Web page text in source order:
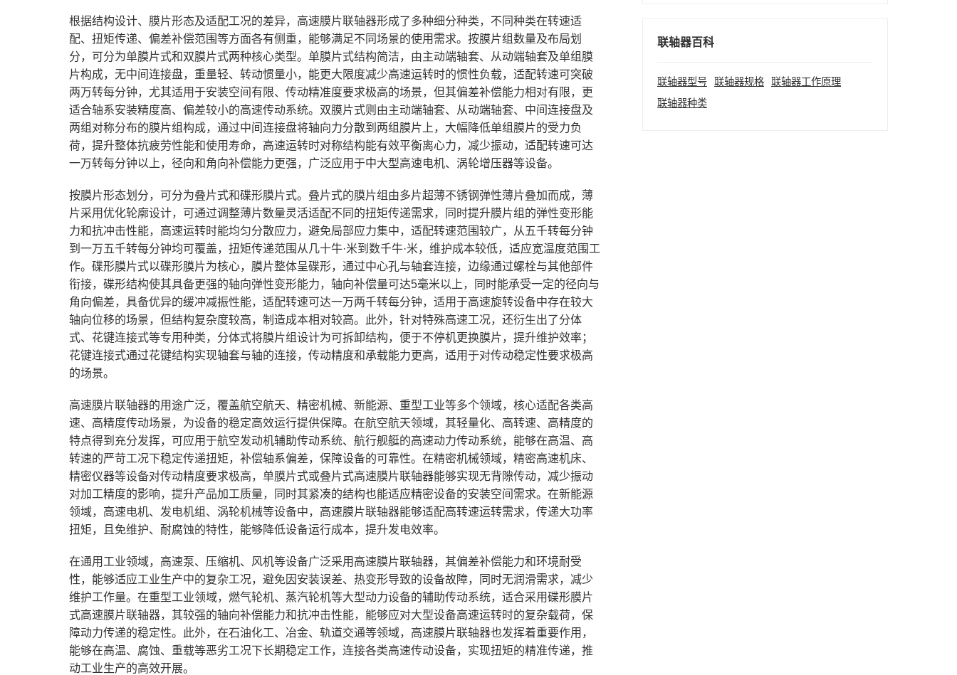
根据结构设计、膜片形态及适配工况的差异，高速膜片联轴器形成了多种细分种类，不同种类在转速适
配、扭矩传递、偏差补偿范围等方面各有侧重，能够满足不同场景的使用需求。按膜片组数量及布局划
分，可分为单膜片式和双膜片式两种核心类型。单膜片式结构简洁，由主动端轴套、从动端轴套及单组膜
片构成，无中间连接盘，重量轻、转动惯量小，能更大限度减少高速运转时的惯性负载，适配转速可突破
两万转每分钟，尤其适用于安装空间有限、传动精准度要求极高的场景，但其偏差补偿能力相对有限，更
适合轴系安装精度高、偏差较小的高速传动系统。双膜片式则由主动端轴套、从动端轴套、中间连接盘及
两组对称分布的膜片组构成，通过中间连接盘将轴向力分散到两组膜片上，大幅降低单组膜片的受力负
荷，提升整体抗疲劳性能和使用寿命，高速运转时对称结构能有效平衡离心力，减少振动，适配转速可达
一万转每分钟以上，径向和角向补偿能力更强，广泛应用于中大型高速电机、涡轮增压器等设备。
按膜片形态划分，可分为叠片式和碟形膜片式。叠片式的膜片组由多片超薄不锈钢弹性薄片叠加而成，薄
片采用优化轮廓设计，可通过调整薄片数量灵活适配不同的扭矩传递需求，同时提升膜片组的弹性变形能
力和抗冲击性能，高速运转时能均匀分散应力，避免局部应力集中，适配转速范围较广，从五千转每分钟
到一万五千转每分钟均可覆盖，扭矩传递范围从几十牛·米到数千牛·米，维护成本较低，适应宽温度范围工
作。碟形膜片式以碟形膜片为核心，膜片整体呈碟形，通过中心孔与轴套连接，边缘通过螺栓与其他部件
衔接，碟形结构使其具备更强的轴向弹性变形能力，轴向补偿量可达5毫米以上，同时能承受一定的径向与
角向偏差，具备优异的缓冲减振性能，适配转速可达一万两千转每分钟，适用于高速旋转设备中存在较大
轴向位移的场景，但结构复杂度较高，制造成本相对较高。此外，针对特殊高速工况，还衍生出了分体
式、花键连接式等专用种类，分体式将膜片组设计为可拆卸结构，便于不停机更换膜片，提升维护效率；
花键连接式通过花键结构实现轴套与轴的连接，传动精度和承载能力更高，适用于对传动稳定性要求极高
的场景。
高速膜片联轴器的用途广泛，覆盖航空航天、精密机械、新能源、重型工业等多个领域，核心适配各类高
速、高精度传动场景，为设备的稳定高效运行提供保障。在航空航天领域，其轻量化、高转速、高精度的
特点得到充分发挥，可应用于航空发动机辅助传动系统、航行舰艇的高速动力传动系统，能够在高温、高
转速的严苛工况下稳定传递扭矩，补偿轴系偏差，保障设备的可靠性。在精密机械领域，精密高速机床、
精密仪器等设备对传动精度要求极高，单膜片式或叠片式高速膜片联轴器能够实现无背隙传动，减少振动
对加工精度的影响，提升产品加工质量，同时其紧凑的结构也能适应精密设备的安装空间需求。在新能源
领域，高速电机、发电机组、涡轮机械等设备中，高速膜片联轴器能够适配高转速运转需求，传递大功率
扭矩，且免维护、耐腐蚀的特性，能够降低设备运行成本，提升发电效率。
在通用工业领域，高速泵、压缩机、风机等设备广泛采用高速膜片联轴器，其偏差补偿能力和环境耐受
性，能够适应工业生产中的复杂工况，避免因安装误差、热变形导致的设备故障，同时无润滑需求，减少
维护工作量。在重型工业领域，燃气轮机、蒸汽轮机等大型动力设备的辅助传动系统，适合采用碟形膜片
式高速膜片联轴器，其较强的轴向补偿能力和抗冲击性能，能够应对大型设备高速运转时的复杂载荷，保
障动力传递的稳定性。此外，在石油化工、冶金、轨道交通等领域，高速膜片联轴器也发挥着重要作用，
能够在高温、腐蚀、重载等恶劣工况下长期稳定工作，连接各类高速传动设备，实现扭矩的精准传递，推
动工业生产的高效开展。
联轴器百科
联轴器型号 联轴器规格
联轴器工作原理
联轴器种类